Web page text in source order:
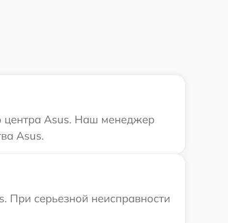
центра Asus. Наш менеджер
Asus.
При серьезной неисправности